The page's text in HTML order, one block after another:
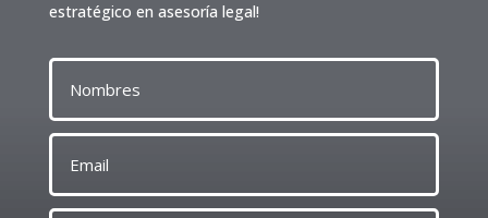
estratégico en asesoría legal!